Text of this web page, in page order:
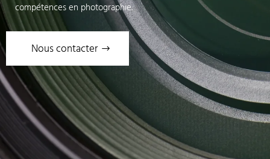
compétences en photographie.
Nous contacter